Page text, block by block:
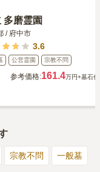
んで、お花とお線
と思う。
でいつでも行きやす
多磨霊園
/ 府中市
3.6
公営霊園 宗教不問
参考価格:161.4万円+墓石代
宗教不問 一般墓